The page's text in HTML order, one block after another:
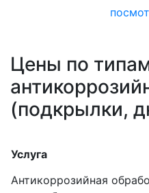
Цены по
(подкрылки,
Услуга
Антикоррозийная